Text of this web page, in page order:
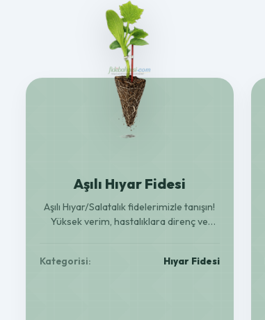
Aşılı Hıyar Fidesi
Aşılı Hıyar/Salatalık fidelerimizle tanışın!
Yüksek verim, hastalıklara direnç ve
Kategorisi:
Hıyar Fidesi